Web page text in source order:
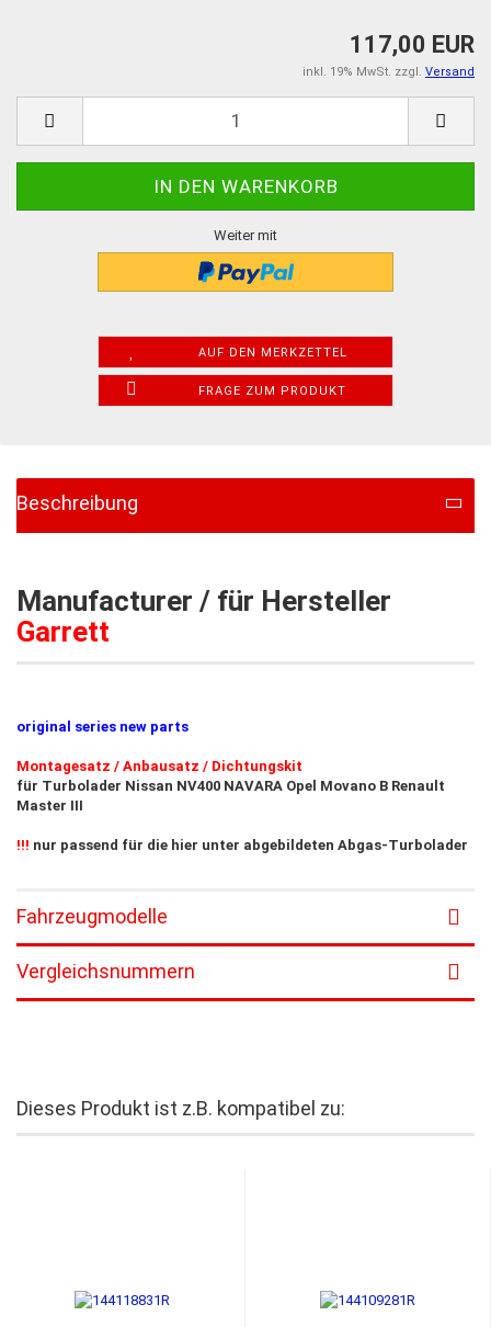
117,00 EUR
inkl. 19% MwSt. zzgl. Versand
Weiter mit
AUF DEN MERKZETTEL
FRAGE ZUM PRODUKT
Beschreibung
Manufacturer / für Hersteller
Garrett
original series new parts
Montagesatz / Anbausatz / Dichtungskit
für Turbolader Nissan NV400 NAVARA Opel Movano B Renault
Master III
!!! nur passend für die hier unter abgebildeten Abgas-Turbolader
Fahrzeugmodelle
Vergleichsnummern
Dieses Produkt ist z.B. kompatibel zu: